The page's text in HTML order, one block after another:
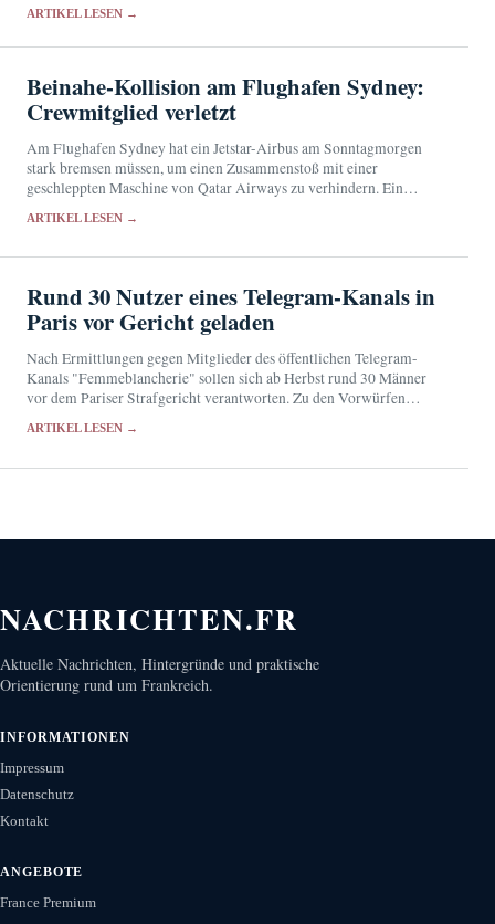
ARTIKEL LESEN →
Beinahe-Kollision am Flughafen Sydney:
Crewmitglied verletzt
Am Flughafen Sydney hat ein Jetstar-Airbus am Sonntagmorgen
stark bremsen müssen, um einen Zusammenstoß mit einer
geschleppten Maschine von Qatar Airways zu verhindern. Ein
Vorfall.
ARTIKEL LESEN →
Rund 30 Nutzer eines Telegram-Kanals in
Paris vor Gericht geladen
Nach Ermittlungen gegen Mitglieder des öffentlichen Telegram-
Kanals "Femmeblancherie" sollen sich ab Herbst rund 30 Männer
vor dem Pariser Strafgericht verantworten. Zu den Vorwürfen
ARTIKEL LESEN →
NACHRICHTEN.FR
Aktuelle Nachrichten, Hintergründe und praktische
Orientierung rund um Frankreich.
INFORMATIONEN
Impressum
Datenschutz
Kontakt
ANGEBOTE
France Premium